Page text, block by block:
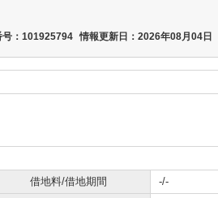
号：101925794 情報更新日：2026年08月04日
借地料/借地期間
-/-